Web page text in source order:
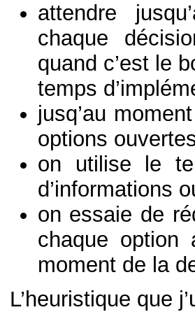
attendre
chaque
quand c’est le
temps
jusq’au
options
on utilise le
d’informations
on essaie de
chaque option
moment de la
L’heuristique que